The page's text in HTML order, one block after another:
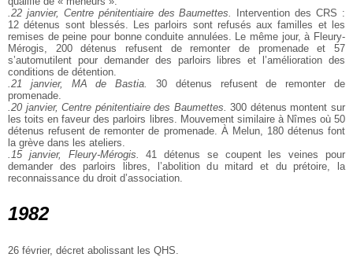
.22 janvier, Centre pénitentiaire des Baumettes.
Intervention des CRS :
12 détenus sont blessés. Les parloirs sont refusés aux familles et les
remises de peine pour bonne conduite annulées. Le même jour, à Fleury-
Mérogis, 200 détenus refusent de remonter de promenade et 57
s’automutilent pour demander des parloirs libres et l’amélioration des
conditions de détention.
.21 janvier, MA de Bastia.
30 détenus refusent de remonter de
promenade.
.20 janvier, Centre pénitentiaire des Baumettes. 300 détenus montent sur
les toits en faveur des parloirs libres. Mouvement similaire à Nîmes où 50
détenus refusent de remonter de promenade. À Melun, 180 détenus font
la grève dans les ateliers.
.15 janvier, Fleury-Mérogis.
41 détenus se coupent les veines pour
demander des parloirs libres, l’abolition du mitard et du prétoire, la
reconnaissance du droit d’association.
1982
26 février, décret abolissant les QHS.